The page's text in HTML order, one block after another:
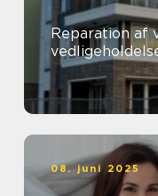
Reparation af
08. juni 2025